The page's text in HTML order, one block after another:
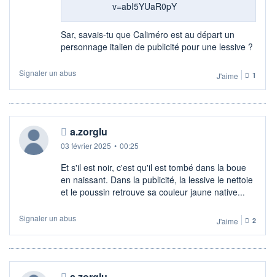
v=abI5YUaR0pY
Sar, savais-tu que Caliméro est au départ un
personnage italien de publicité pour une lessive ?
Signaler un abus J'aime 1
a.zorglu
03 février 2025 • 00:25
Et s'il est noir, c'est qu'il est tombé dans la boue
en naissant. Dans la publicité, la lessive le nettoie
et le poussin retrouve sa couleur jaune native...
Signaler un abus J'aime 2